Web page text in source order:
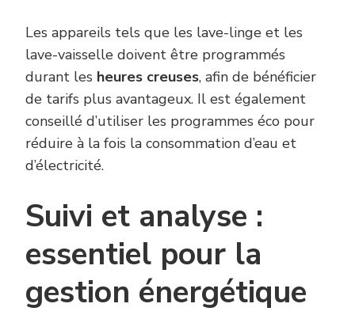
Les appareils tels que les lave-linge et les
lave-vaisselle doivent être programmés
durant les heures creuses, afin de bénéficier
de tarifs plus avantageux. Il est également
conseillé d’utiliser les programmes éco pour
réduire à la fois la consommation d’eau et
d’électricité.
Suivi et analyse :
essentiel pour la
gestion énergétique